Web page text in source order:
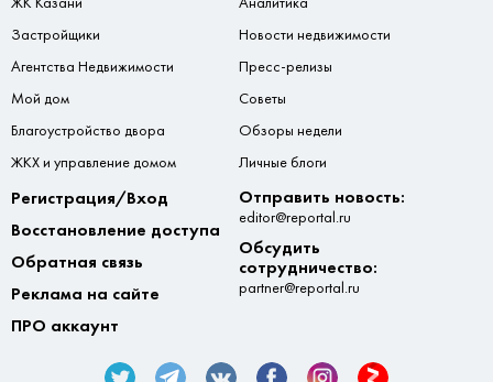
Застройщики
Агентства Недвижимости
Мой дом
Благоустройство двора
ЖКХ и управление домом
Новости недвижимости
Пресс-релизы
Советы
Обзоры недели
Личные блоги
Регистрация/Вход
Восстановление доступа
Обратная связь
Реклама на сайте
ПРО аккаунт
Отправить новость:
editor@reportal.ru
Обсудить
сотрудничество:
partner@reportal.ru